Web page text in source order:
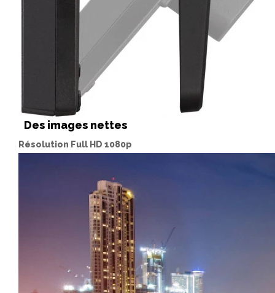
Des images nettes
Résolution Full HD 1080p